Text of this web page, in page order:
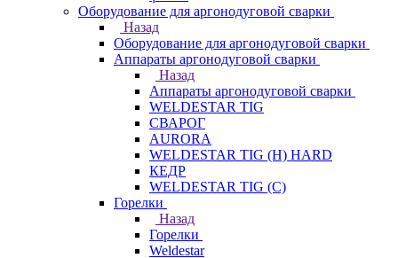
Оборудование для аргонодуговой сварки
Назад
Оборудование для аргонодуговой сварки
Аппараты аргонодуговой сварки
Назад
Аппараты аргонодуговой сварки
WELDESTAR TIG
СВАРОГ
AURORA
WELDESTAR TIG (H) HARD
КЕДР
WELDESTAR TIG (С)
Горелки
Назад
Горелки
Weldestar